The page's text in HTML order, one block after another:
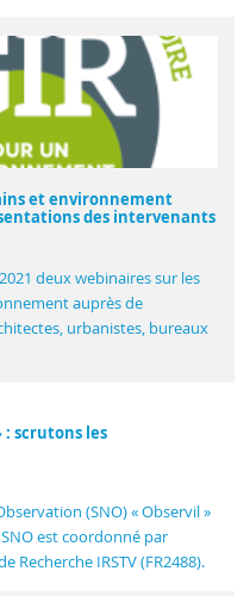
et environnement
des intervenants
deux webinaires sur les
auprès de
urbanistes, bureaux
: scrutons les
(SNO) « Observil »
est coordonné par
Recherche IRSTV (FR2488).